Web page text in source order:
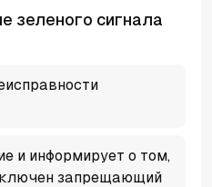
зеленого сигнала
и информирует о том,
запрещающий